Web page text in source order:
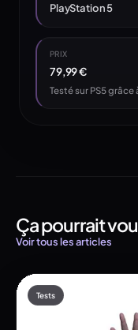
PlayStation 5
PRIX
79,99 €
Testé sur PS5
Ça pourrait
Voir tous les articles
Tests